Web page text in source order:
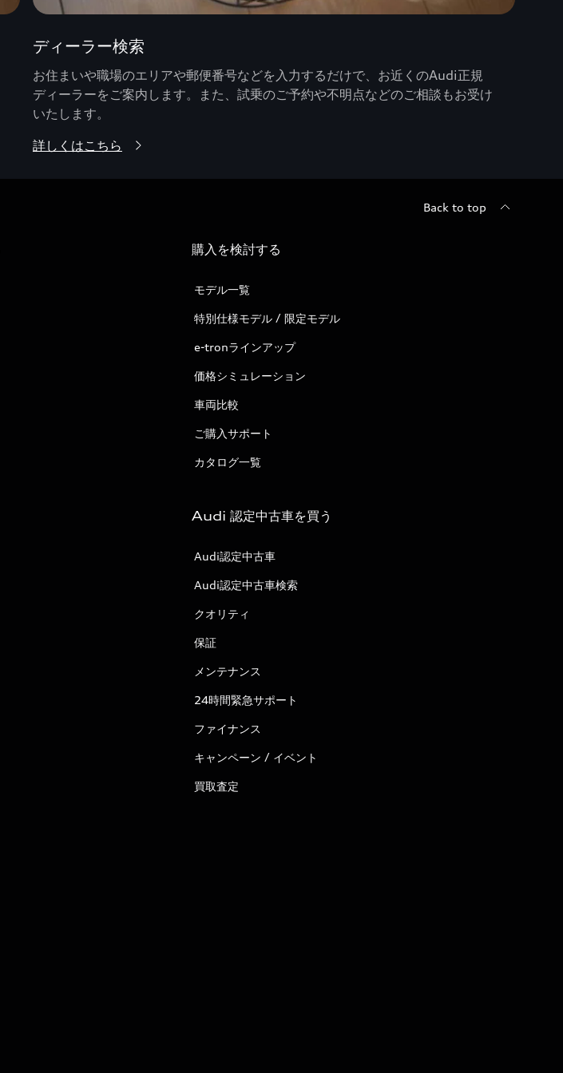
ディーラー検索
お住まいや職場のエリアや郵便番号などを入力するだけで、お近くのAudi正規
ディーラーをご案内します。また、試乗のご予約や不明点などのご相談もお受け
いたします。
詳しくはこちら
Back to top
購入を検討する
モデル一覧
特別仕様モデル / 限定モデル
e-tronラインアップ
価格シミュレーション
車両比較
ご購入サポート
カタログ一覧
Audi 認定中古車を買う
Audi認定中古車
Audi認定中古車検索
クオリティ
保証
メンテナンス
24時間緊急サポート
ファイナンス
キャンペーン / イベント
買取査定